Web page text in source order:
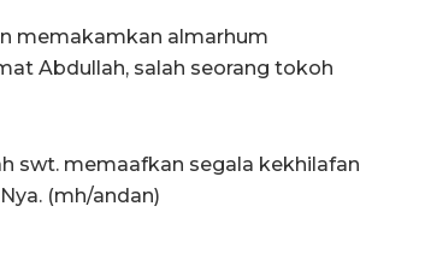
memakamkan almarhum
Abdullah, salah seorang tokoh
swt. memaafkan segala kekhilafan
(mh/andan)